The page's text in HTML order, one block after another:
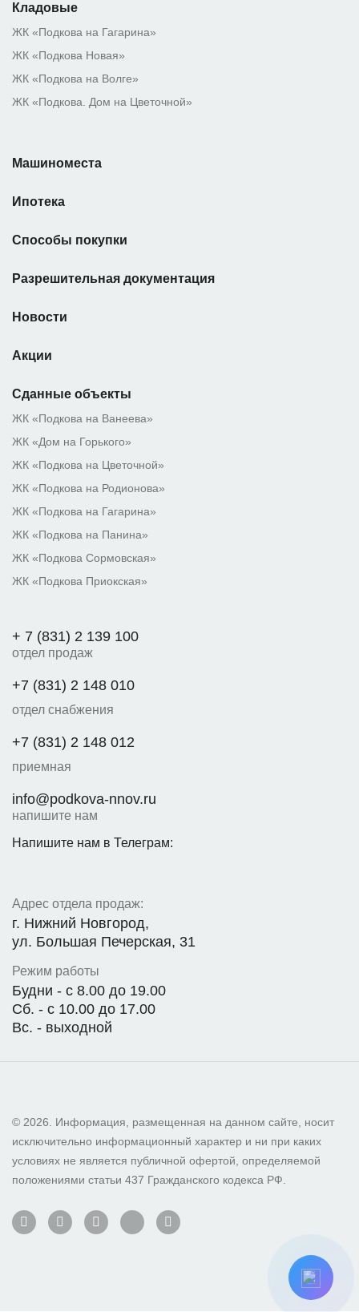
Кладовые
ЖК «Подкова на Гагарина»
ЖК «Подкова Новая»
ЖК «Подкова на Волге»
ЖК «Подкова. Дом на Цветочной»
Машиноместа
Ипотека
Способы покупки
Разрешительная документация
Новости
Акции
Сданные объекты
ЖК «Подкова на Ванеева»
ЖК «Дом на Горького»
ЖК «Подкова на Цветочной»
ЖК «Подкова на Родионова»
ЖК «Подкова на Гагарина»
ЖК «Подкова на Панина»
ЖК «Подкова Сормовская»
ЖК «Подкова Приокская»
+ 7 (831) 2 139 100
отдел продаж
+7 (831) 2 148 010
отдел снабжения
+7 (831) 2 148 012
приемная
info@podkova-nnov.ru
напишите нам
Напишите нам в Телеграм:
Адрес отдела продаж:
г. Нижний Новгород,
ул. Большая Печерская, 31
Режим работы
Будни - с 8.00 до 19.00
Сб. - с 10.00 до 17.00
Вс. - выходной
© 2026. Информация, размещенная на данном сайте, носит
исключительно информационный характер и ни при каких
условиях не является публичной офертой, определяемой
положениями статьи 437 Гражданского кодекса РФ.